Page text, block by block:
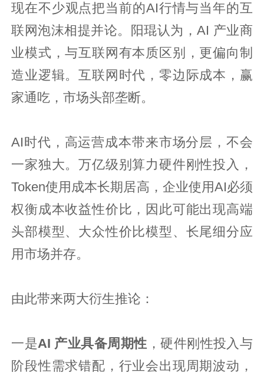
现在不少观点把当前的AI行情与当年的互
联网泡沫相提并论。阳琨认为，AI 产业商
业模式，与互联网有本质区别，更偏向制
造业逻辑。互联网时代，零边际成本，赢
家通吃，市场头部垄断。
AI时代，高运营成本带来市场分层，不会
一家独大。万亿级别算力硬件刚性投入，
Token使用成本长期居高，企业使用AI必须
权衡成本收益性价比，因此可能出现高端
头部模型、大众性价比模型、长尾细分应
用市场并存。
由此带来两大衍生推论：
一是AI 产业具备周期性 ，硬件刚性投入与
阶段性需求错配，行业会出现周期波动，